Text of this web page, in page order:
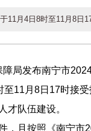
11月4日8时至11月8日
发布南宁市
11月8日17时接
才队伍建设。
且按照《南宁市